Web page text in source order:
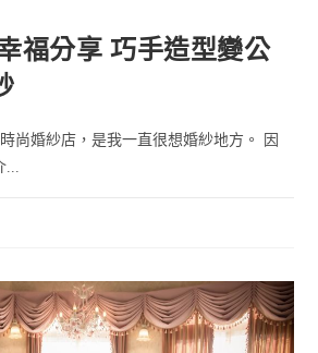
福分享 巧手造型變公
尚婚紗店，是我一直很想婚紗地方。 因